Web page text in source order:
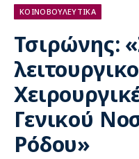
ΚΟΙΝΟΒΟΥΛΕΥΤΙΚΑ
Τσιρώνης:
Γενικού
Ρόδου»